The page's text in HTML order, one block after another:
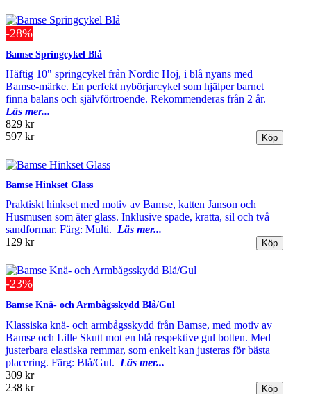
-28%
Bamse Springcykel Blå
Häftig 10" springcykel från Nordic Hoj, i blå nyans med
Bamse-märke. En perfekt nybörjarcykel som hjälper barnet
finna balans och självförtroende. Rekommenderas från 2 år.
Läs mer...
829 kr
597 kr
Bamse Hinkset Glass
Praktiskt hinkset med motiv av Bamse, katten Janson och
Husmusen som äter glass. Inklusive spade, kratta, sil och två
sandformar. Färg: Multi. Läs mer...
129 kr
-23%
Bamse Knä- och Armbågsskydd Blå/Gul
Klassiska knä- och armbågsskydd från Bamse, med motiv av
Bamse och Lille Skutt mot en blå respektive gul botten. Med
justerbara elastiska remmar, som enkelt kan justeras för bästa
placering. Färg: Blå/Gul. Läs mer...
309 kr
238 kr